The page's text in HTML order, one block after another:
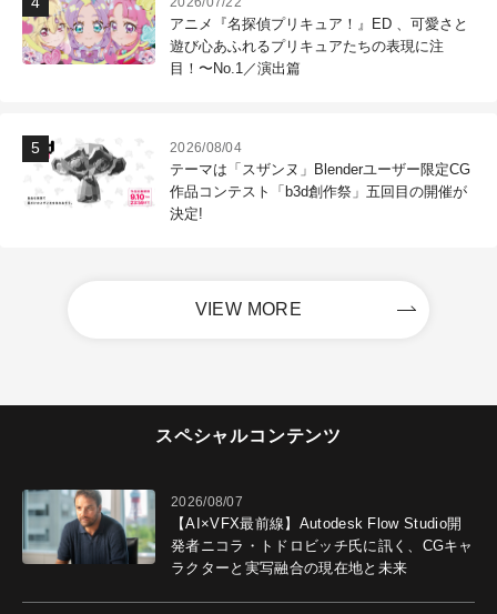
アニメ『名探偵プリキュア！』ED 、可愛さと
遊び心あふれるプリキュアたちの表現に注
目！〜No.1／演出篇
2026/08/04
テーマは「スザンヌ」Blenderユーザー限定CG
作品コンテスト「b3d創作祭」五回目の開催が
決定!
VIEW MORE
スペシャルコンテンツ
2026/08/07
【AI×VFX最前線】Autodesk Flow Studio開
発者ニコラ・トドロビッチ氏に訊く、CGキャ
ラクターと実写融合の現在地と未来